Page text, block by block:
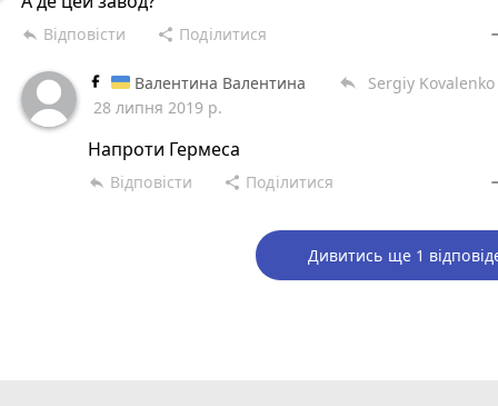
reply Відповісти share Поділитися
Валентина Валентина reply
Sergiy Kovalenko
28 липня 2019 р.
Напроти Гермеса
reply Відповісти share Поділитися
Дивитись ще 1